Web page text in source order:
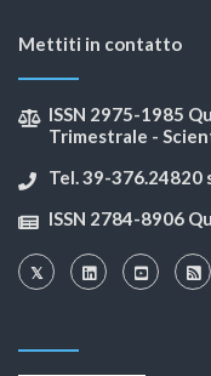
Mettiti in contatto
ISSN 2975-1985
Trimestrale -
Tel. 39-
ISSN 2784-8906